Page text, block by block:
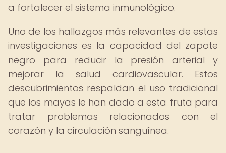
a fortalecer el sistema inmunológico.
Uno de los hallazgos más relevantes de estas
investigaciones es la capacidad del zapote
negro para reducir la presión arterial y
mejorar la salud cardiovascular. Estos
descubrimientos respaldan el uso tradicional
que los mayas le han dado a esta fruta para
tratar problemas relacionados con el
corazón y la circulación sanguínea.